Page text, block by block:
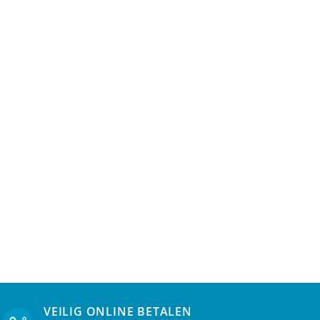
VEILIG ONLINE BETALEN